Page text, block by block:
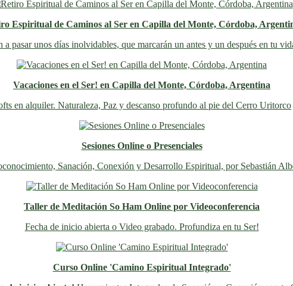
Espiritual de Caminos al Ser en Capilla del Monte, Córdoba,
a pasar unos días inolvidables, que marcarán un antes y un después en tu
Vacaciones en el Ser! en Capilla del Monte, Córdoba, Argentina
en alquiler. Naturaleza, Paz y descanso profundo al pie del Cerro Uritorco
Sesiones Online o Presenciales
Sanación, Conexión y Desarrollo Espiritual, por Sebastián
Taller de Meditación So Ham Online por Videoconferencia
Fecha de inicio abierta o Video grabado. Profundiza en tu Ser!
Curso Online 'Camino Espiritual Integrado'